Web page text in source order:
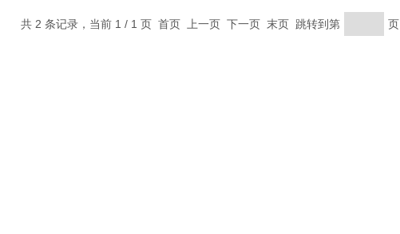
共 2 条记录，当前 1 / 1 页 首页 上一页 下一页 末页 跳转到第 页